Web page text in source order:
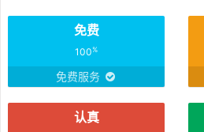
免费
100%
免费服务
认真